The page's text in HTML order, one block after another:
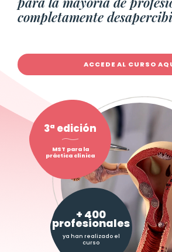
completamente
ACCEDE AL CURSO
3ª edición
MST para la
práctica clínica
+ 400
profesionales
ya han realizado el
curso